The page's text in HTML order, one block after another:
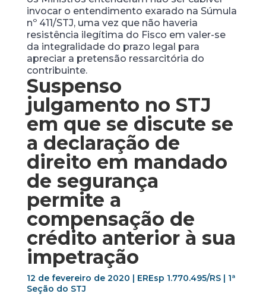
invocar o entendimento exarado na Súmula
nº 411/STJ, uma vez que não haveria
resistência ilegítima do Fisco em valer-se
da integralidade do prazo legal para
apreciar a pretensão ressarcitória do
contribuinte.
Suspenso
julgamento no STJ
em que se discute se
a declaração de
direito em mandado
de segurança
permite a
compensação de
crédito anterior à sua
impetração
12 de fevereiro de 2020 | EREsp 1.770.495/RS | 1ª
Seção do STJ